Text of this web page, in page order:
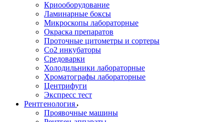
Криооборудование
Ламинарные боксы
Микроскопы лабораторные
Окраска препаратов
Проточные цитометры и сортеры
Со2 инкубаторы
Средоварки
Холодильники лабораторные
Хроматографы лабораторные
Центрифуги
Экспресс тест
Рентгенология
Проявочные машины